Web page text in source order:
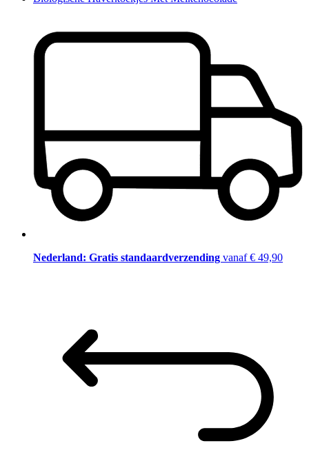
Nederland: Gratis standaardverzending vanaf € 49,90